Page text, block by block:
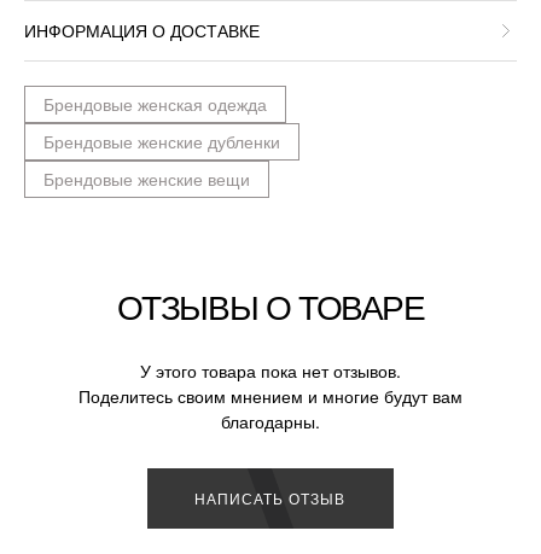
ИНФОРМАЦИЯ О ДОСТАВКЕ
Брендовые женская одежда
Брендовые женские дубленки
Брендовые женские вещи
ОТЗЫВЫ О ТОВАРЕ
У этого товара пока нет отзывов.
Поделитесь своим мнением и многие будут вам
благодарны.
НАПИСАТЬ ОТЗЫВ